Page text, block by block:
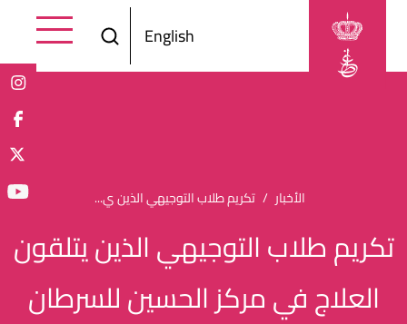
Skip to main content
English
Breadcrumb
الأخبار تكريم طلاب التوجيهي الذين ي...
تكريم طلاب التوجيهي الذين يتلقون
العلاج في مركز الحسين للسرطان